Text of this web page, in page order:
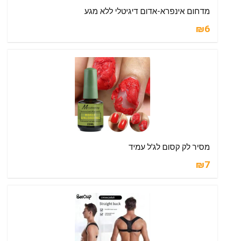
מדחום אינפרא-אדום דיגיטלי ללא מגע
₪6
מסיר לק קסום לג'ל עמיד
₪7